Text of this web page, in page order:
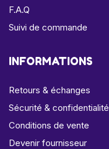
F.A.Q
Suivi de commande
INFORMATIONS
Retours & échanges
Sécurité & confidentialité
Conditions de vente
Devenir fournisseur